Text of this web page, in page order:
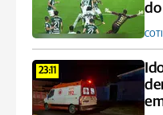
do
23:11